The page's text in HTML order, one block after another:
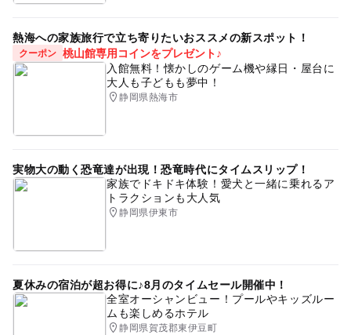
熱海への家族旅行で立ち寄りたいおススメの新スポット！
クーポン 桃山館専用コインをプレゼント♪
入館無料！懐かしのゲーム機や縁日・屋台に
大人も子どもも夢中！
静岡県熱海市
実物大の動く恐竜達が出現！恐竜時代にタイムスリップ！
家族でドキドキ体験！愛犬と一緒に乗れるア
トラクションも大人気
静岡県伊東市
夏休みの宿泊が超お得に♪8月のタイムセール開催中！
全室オーシャンビュー！プールやキッズルー
ムも楽しめるホテル
静岡県賀茂郡東伊豆町